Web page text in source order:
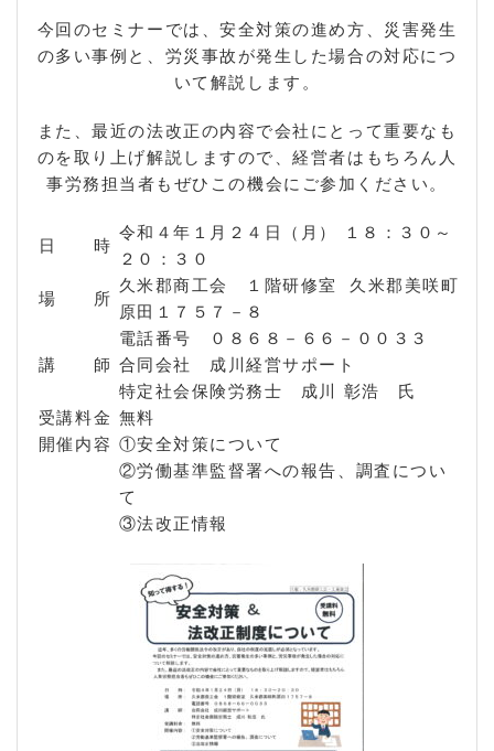
今回のセミナーでは、安全対策の進め方、災害発生
の多い事例と、労災事故が発生した場合の対応につ
いて解説します。
また、最近の法改正の内容で会社にとって重要なも
のを取り上げ解説しますので、経営者はもちろん人
事労務担当者もぜひこの機会にご参加ください。
日 時
令和４年１月２４日（月） １８：３０～
２０：３０
場 所
久米郡商工会 １階研修室 久米郡美咲町
原田１７５７－８
電話番号 ０８６８－６６－００３３
講 師 合同会社 成川経営サポート
特定社会保険労務士 成川 彰浩 氏
受講料金 無料
開催内容 ①安全対策について
②労働基準監督署への報告、調査につい
て
③法改正情報